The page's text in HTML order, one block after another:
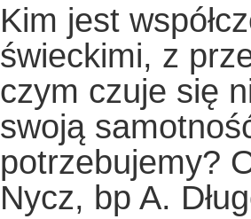
Kim jest
świeckimi, z
czym czuje się
swoją
potrzebujemy?
Nycz, bp A.